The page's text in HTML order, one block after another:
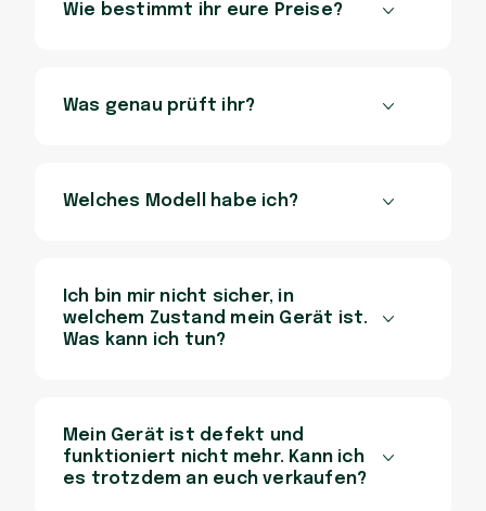
Wie bestimmt ihr eure Preise?
Was genau prüft ihr?
Welches Modell habe ich?
Ich bin mir nicht sicher, in
welchem Zustand mein Gerät ist.
Was kann ich tun?
Mein Gerät ist defekt und
funktioniert nicht mehr. Kann ich
es trotzdem an euch verkaufen?